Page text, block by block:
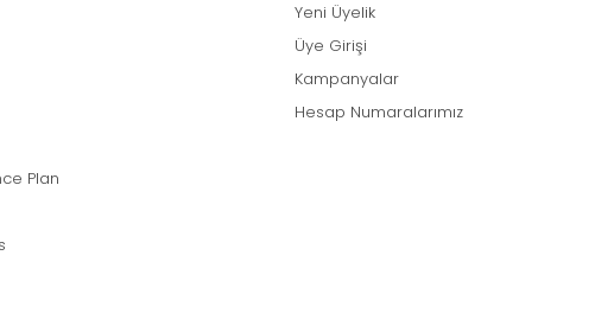
Plan
Yeni Üyelik
Üye Girişi
Kampanyalar
Hesap Numaralarımız